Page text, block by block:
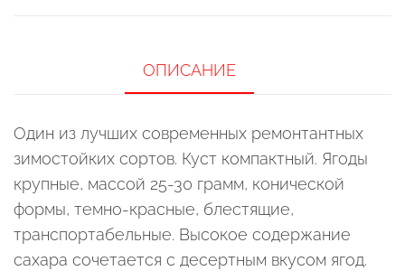
ОПИСАНИЕ
Один из лучших современных ремонтантных
зимостойких сортов. Куст компактный. Ягоды
крупные, массой 25-30 грамм, конической
формы, темно-красные, блестящие,
транспортабельные. Высокое содержание
сахара сочетается с десертным вкусом ягод.